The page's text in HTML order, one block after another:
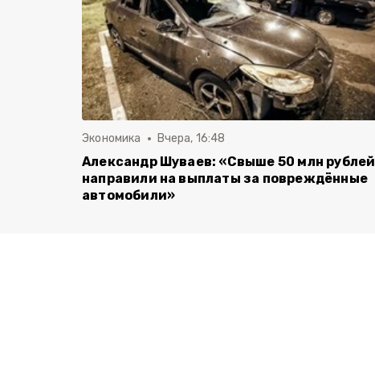
Экономика Вчера, 16:48
Александр Шуваев: «Свыше 50 млн рублей
направили на выплаты за повреждённые
автомобили»